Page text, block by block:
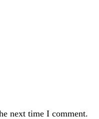
next time I comment.